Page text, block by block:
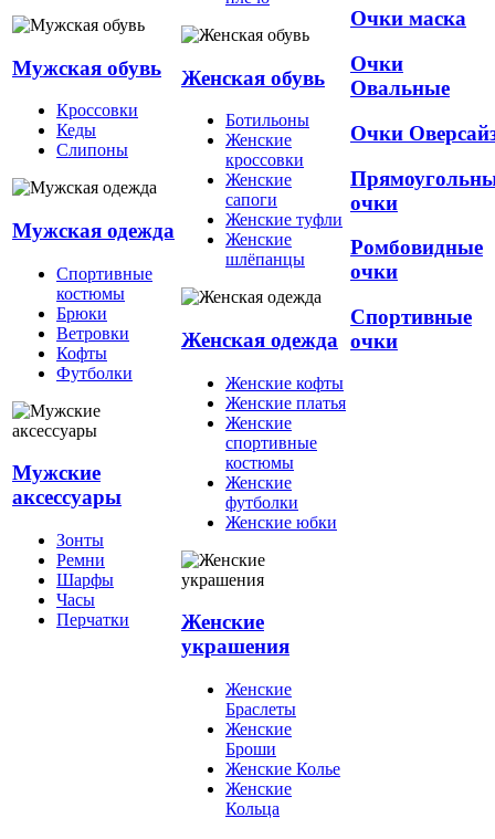
Мужская обувь
Кроссовки
Кеды
Слипоны
Мужская одежда
Спортивные
костюмы
Брюки
Ветровки
Кофты
Футболки
Мужские
аксессуары
Зонты
Ремни
Шарфы
Часы
Перчатки
Женская обувь
Ботильоны
Женские
кроссовки
Женские
сапоги
Женские туфли
Женские
шлёпанцы
Женская одежда
Женские кофты
Женские платья
Женские
спортивные
костюмы
Женские
футболки
Женские юбки
Женские
украшения
Женские
Браслеты
Женские
Броши
Женские Колье
Женские
Кольца
Очки маска
Очки
Овальные
Очки
очки
Ромбовидные
очки
Спортивные
очки